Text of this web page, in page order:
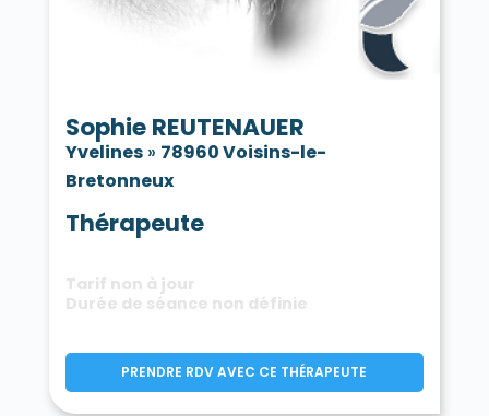
Sophie REUTENAUER
Yvelines» 78960 Voisins-le-
Bretonneux
Thérapeute
Tarif non à jour
Durée de séance non définie
PRENDRE RDV AVEC CE THÉRAPEUTE